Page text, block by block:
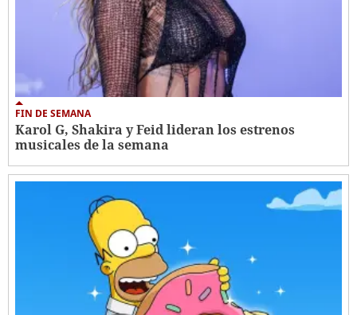
FIN DE SEMANA
Karol G, Shakira y Feid lideran los estrenos
musicales de la semana